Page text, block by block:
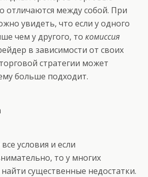
отличаются между собой. При
увидеть, что если у одного
чем у другого, то комиссия
в зависимости от своих
стратегии может
больше подходит.
условия и если
то у многих
существенные недостатки.